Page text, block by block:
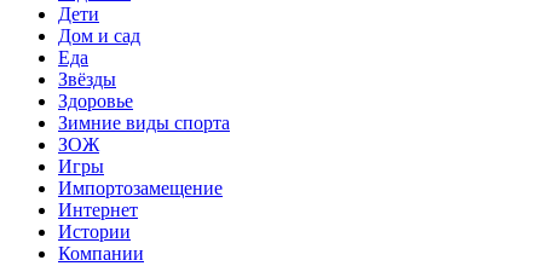
Дети
Дом и сад
Еда
Звёзды
Здоровье
Зимние виды спорта
ЗОЖ
Игры
Импортозамещение
Интернет
Истории
Компании